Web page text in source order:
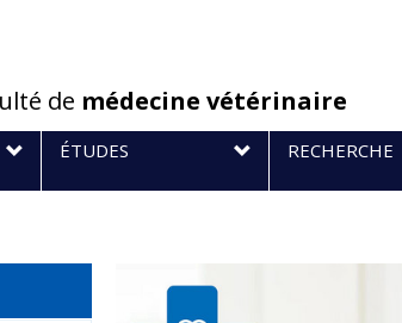
de médecine vétérinaire
ÉTUDES RECHERCHE